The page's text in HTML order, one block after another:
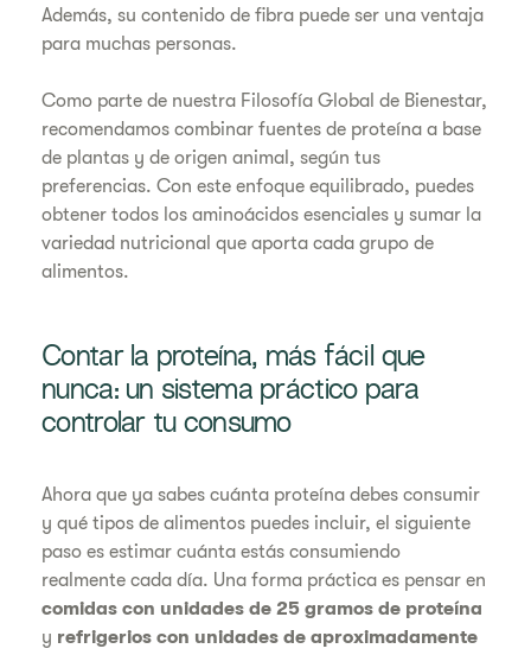
Además, su contenido de fibra puede ser una ventaja
para muchas personas.
Como parte de nuestra Filosofía Global de Bienestar,
recomendamos combinar fuentes de proteína a base
de plantas y de origen animal, según tus
preferencias. Con este enfoque equilibrado, puedes
obtener todos los aminoácidos esenciales y sumar la
variedad nutricional que aporta cada grupo de
alimentos.
Contar la proteína, más fácil que
nunca: un sistema práctico para
controlar tu consumo
Ahora que ya sabes cuánta proteína debes consumir
y qué tipos de alimentos puedes incluir, el siguiente
paso es estimar cuánta estás consumiendo
realmente cada día. Una forma práctica es pensar en
comidas con unidades de 25 gramos de proteína
y refrigerios con unidades de aproximadamente